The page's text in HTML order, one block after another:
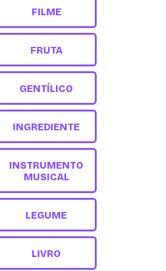
FILME
FRUTA
GENTÍLICO
INGREDIENTE
INSTRUMENTO
MUSICAL
LEGUME
LIVRO